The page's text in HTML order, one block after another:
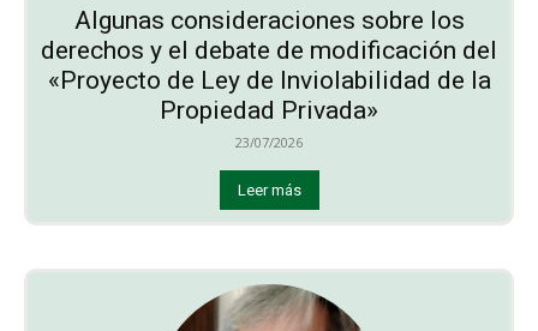
Algunas consideraciones sobre los
derechos y el debate de modificación del
«Proyecto de Ley de Inviolabilidad de la
Propiedad Privada»
23/07/2026
Leer más